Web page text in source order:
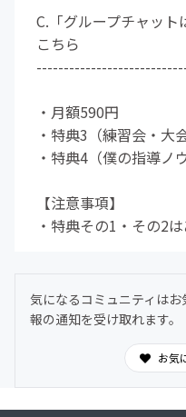
C.「グループチャッ
こちら
・月額590円
・特典3（練習会・大
・特典4（僕の指導ノ
【注意事項】
・特典その1・その2
気になるコミュニティは
報の通知を受け取れます。
お気